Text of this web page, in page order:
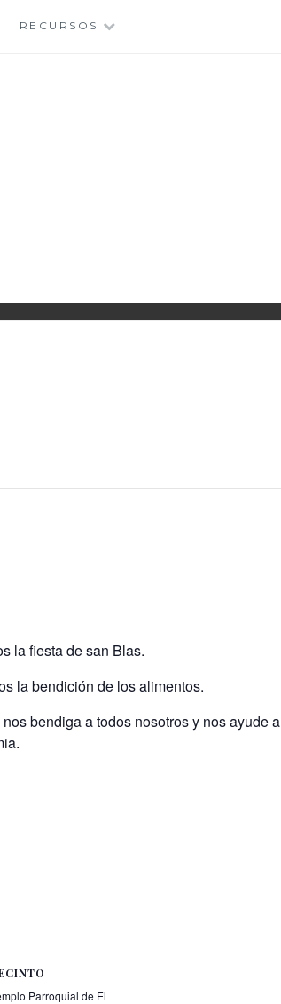
RECURSOS
la fiesta de san Blas.
la bendición de los alimentos.
bendiga a todos nosotros y nos ayude a
Parroquial de El